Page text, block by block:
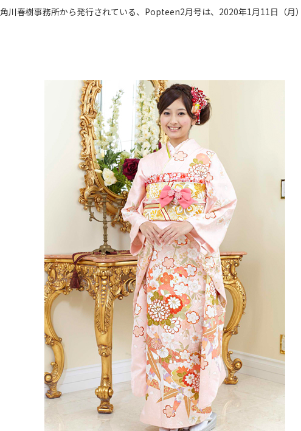
角川春樹事務所から発行されている、Popteen2月号は、2020年1月11日（月